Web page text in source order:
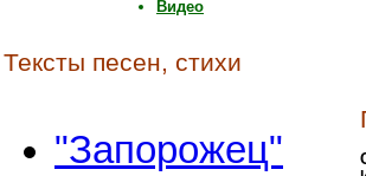
Видео
Тексты песен, стихи
"Запорожец"